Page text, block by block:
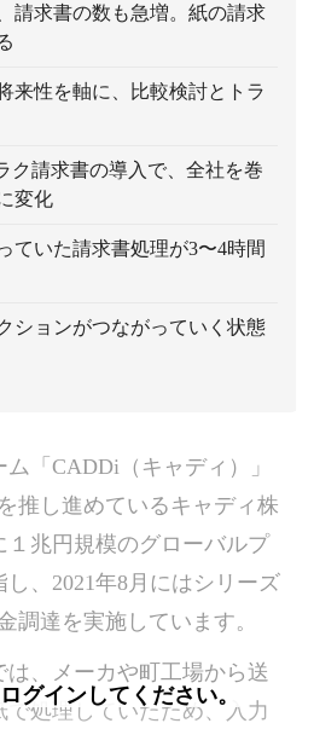
請求書の数も急増。紙の請求
来性を軸に、比較検討とトラ
ク請求書の導入で、全社を巻
変化
ていた請求書処理が3〜4時間
ションがつながっていく状態
「CADDi（キャディ）」
推し進めているキャディ株
１兆円規模のグローバルプ
、2021年8月にはシリーズ
調達を実施しています。
は、メーカや町工場から送
処理していたため、入力
グインしてください。